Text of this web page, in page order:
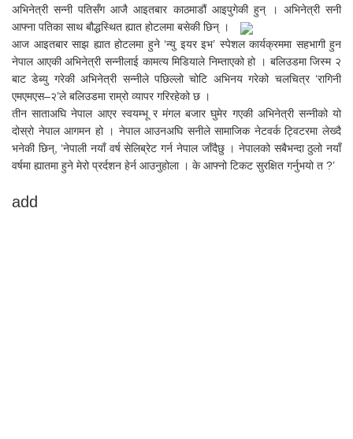
अभिनेत्री सन्नी पतिसँग आजै आइतबार काठमाडौं आइपुगेकी हुन् । अभिनेत्री सनी
आफ्ना पतिका साथ बौद्धस्थित ह्यात होटलमा बसेकी छिन् ।
आज आइतबार साझ ह्यात होटलमा हुने ‘न्यु इयर इभ’ स्पेशल कार्यक्रममा सहभागी हुन
नेपाल आएकी अभिनेत्री सन्नीलाई कामत्य मिडियाले निम्ताएको हो । बलिउडमा जिस्म २
बाट डेब्यु गरेकी अभिनेत्री सन्नीले पछिल्लो चोटि अभिनय गरेको चलचित्र ‘रागिनी
एमएमएस–२’ले बलिउडमा राम्रो व्यापर गरिरहेको छ ।
तीन साताअघि नेपाल आएर स्वयम्भू र मंगल बजार घुमेर गएकी अभिनेत्री सन्नीको यो
दोस्रो नेपाल आगमन हो । नेपाल आउनअघि सनीले सामाजिक नेटवर्क ट्विटरमा लेख्दै
भनेकी छिन्, ‘नेपाली नयाँ वर्ष सेलिब्रेट गर्न नेपाल जाँदैछु । नेपालको सबैभन्दा ठुलो नयाँ
वर्षमा ह्यातमा हुने मेरो प्रर्दशन हेर्न आउनुहोला । के आफ्नो टिकट सुरक्षित गर्नुभयो त ?’
add